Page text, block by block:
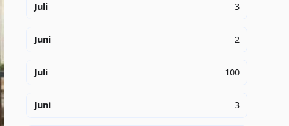
Juli 3
Juni 2
Juli 100
Juni 3